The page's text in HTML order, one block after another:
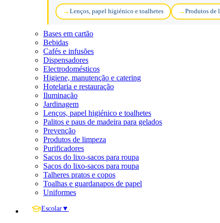
Lenços, papel higiénico e toalhetes Produtos de
Bases em cartão
Bebidas
Cafés e infusões
Dispensadores
Electrodomésticos
Higiene, manutenção e catering
Hotelaria e restauração
Iluminação
Jardinagem
Lenços, papel higiénico e toalhetes
Palitos e paus de madeira para gelados
Prevenção
Produtos de limpeza
Purificadores
Sacos do lixo-sacos para roupa
Sacos do lixo-sacos para roupa
Talheres pratos e copos
Toalhas e guardanapos de papel
Uniformes
Escolar ▼